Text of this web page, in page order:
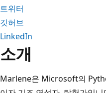
트위터
깃허브
LinkedIn
소개
Marlene은 Microsoft의